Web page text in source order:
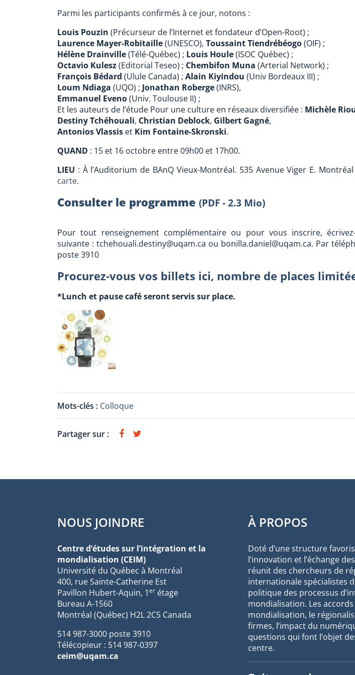
Parmi les participants confirmés à ce jour, notons :
Louis Pouzin (Précurseur de l’Internet et fondateur d’Open-Root) ;
Laurence Mayer-Robitaille(UNESCO), Toussaint Tiendrébéogo(OIF) ;
Hélène Drainville(Télé-Québec) ; Louis Houle(ISOC Québec) ;
Octavio Kulesz(Editorial Teseo) ; Chembifon Muna (Arterial Network) ;
François Bédard (Ulule Canada) ; Alain Kiyindou (Univ Bordeaux III) ;
Loum Ndiaga (UQO) ; Jonathan Roberge(INRS),
Emmanuel Eveno(Univ. Toulouse II) ;
Et les auteurs de l’étude Pour une culture en réseaux diversifiée : Michèle
Destiny Tchéhouali, Christian Deblock, Gilbert Gagné,
Antonios Vlassis et Kim Fontaine-Skronski.
QUAND : 15 et 16 octobre entre 09h00 et 17h00.
LIEU : À l’Auditorium de BAnQ Vieux-Montréal. 535 Avenue Viger E.
carte.
Consulter le programme (PDF - 2.3 Mio)
Pour tout renseignement complémentaire ou pour vous inscrire,
suivante : tchehouali.destiny@uqam.ca ou bonilla.daniel@uqam.ca. Par
poste 3910
Procurez-vous vos billets ici, nombre de places
*Lunch et pause café seront servis sur place.
Mots-clés : Colloque
Partager sur :
NOUS JOINDRE
Centre d’études sur l’intégration et la
mondialisation (CEIM)
Université du Québec à Montréal
400, rue Sainte-Catherine Est
Pavillon Hubert-Aquin, 1er étage
Bureau A-1560
Montréal (Québec) H2L 2C5 Canada
514 987-3000 poste 3910
Télécopieur : 514 987-0397
ceim@uqam.ca
À PROPOS
Doté d’une structure
l’innovation et l’échange
réunit des chercheurs de
internationale spécialistes
politique des processus
mondialisation. Les
mondialisation, le
firmes, l’impact du
questions qui font l’objet
centre.